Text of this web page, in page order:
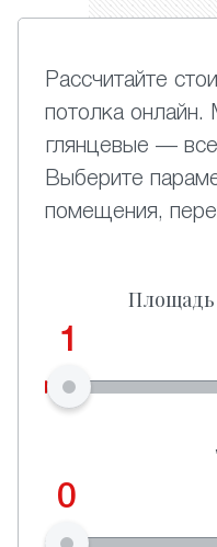
Рассчитайте
потолка онлайн.
глянцевые —
Выберите
помещения,
1
0